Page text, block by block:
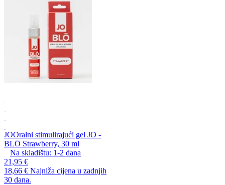
JOOralni stimulirajući gel JO -
BLŌ Strawberry, 30 ml
Na skladištu: 1-2 dana
21,95 €
18,66 € Najniža cijena u zadnjih
30 dana.